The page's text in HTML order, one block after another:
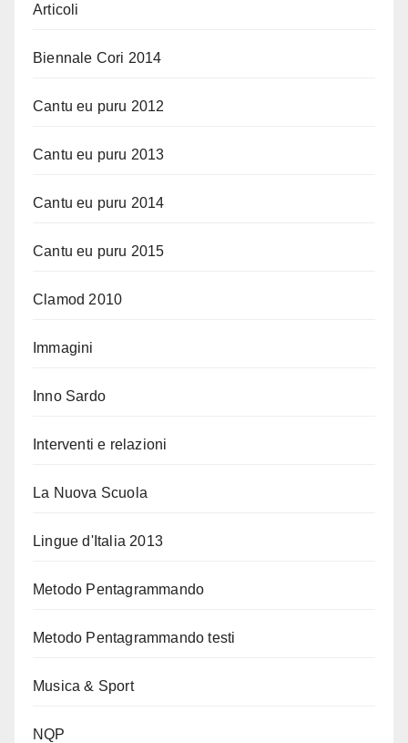
Articoli
Biennale Cori 2014
Cantu eu puru 2012
Cantu eu puru 2013
Cantu eu puru 2014
Cantu eu puru 2015
Clamod 2010
Immagini
Inno Sardo
Interventi e relazioni
La Nuova Scuola
Lingue d'Italia 2013
Metodo Pentagrammando
Metodo Pentagrammando testi
Musica & Sport
NQP